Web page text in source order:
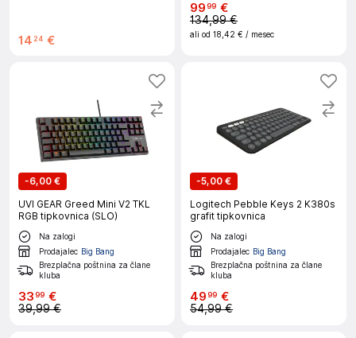
14 24 €
9999 €
134,99 €
ali od 18,42 € / mesec
-6,00 €
UVI GEAR Greed Mini V2 TKL
RGB tipkovnica (SLO)
Na zalogi
Prodajalec Big Bang
Brezplačna poštnina za člane
kluba
3399 €
39,99 €
-5,00 €
Logitech Pebble Keys 2 K380s
grafit tipkovnica
Na zalogi
Prodajalec Big Bang
Brezplačna poštnina za člane
kluba
4999 €
54,99 €